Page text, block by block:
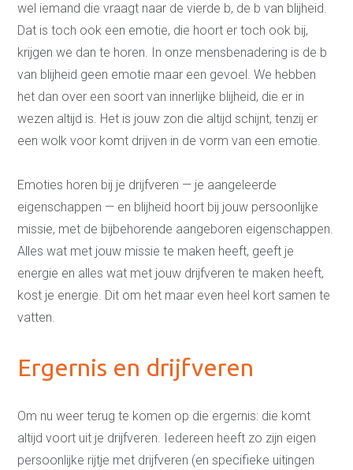
wel iemand die vraagt naar de vierde b, de b van blijheid.
Dat is toch ook een emotie, die hoort er toch ook bij,
krijgen we dan te horen. In onze mensbenadering is de b
van blijheid geen emotie maar een gevoel. We hebben
het dan over een soort van innerlijke blijheid, die er in
wezen altijd is. Het is jouw zon die altijd schijnt, tenzij er
een wolk voor komt drijven in de vorm van een emotie.
Emoties horen bij je drijfveren — je aangeleerde
eigenschappen — en blijheid hoort bij jouw persoonlijke
missie, met de bijbehorende aangeboren eigenschappen.
Alles wat met jouw missie te maken heeft, geeft je
energie en alles wat met jouw drijfveren te maken heeft,
kost je energie. Dit om het maar even heel kort samen te
vatten.
Ergernis en drijfveren
Om nu weer terug te komen op die ergernis: die komt
altijd voort uit je drijfveren. Iedereen heeft zo zijn eigen
persoonlijke rijtje met drijfveren (en specifieke uitingen